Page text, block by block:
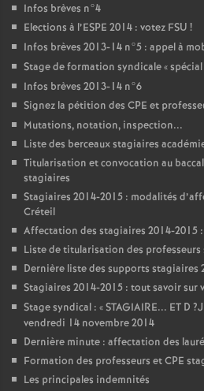
Infos brèves n°4
Elections à l’ESPE 2014 : votez FSU !
Infos brèves 2013-14 n°5 : appel à
Stage de formation syndicale «
Infos brèves 2013-14 n°6
Signez la pétition des CPE et
Mutations, notation, inspection...
Liste des berceaux stagiaires
Titularisation et convocation au
stagiaires
Stagiaires 2014-2015 : modalités
Créteil
Affectation des stagiaires 2014-2015
Liste de titularisation des professeurs
Dernière liste des supports stagiaires
Stagiaires 2014-2015 : tout savoir sur
Stage syndical : «STAGIAIRE... ET D ?J
vendredi 14 novembre 2014
Dernière minute : affectation des
Formation des professeurs etCPE
Les principales indemnités